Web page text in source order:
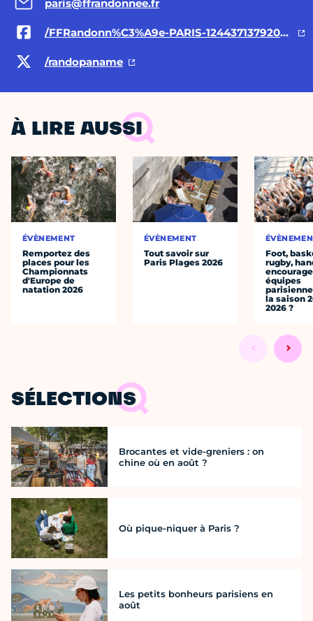
paris@ffrandonnee.fr
/FFRandonn%C3%A9e-PARIS-124437137920337/
/randopaname
À LIRE AUSSI
ÉVÈNEMENT
Remportez des
places pour les
Championnats
d'Europe de
natation 2026
ÉVÈNEMENT
Tout savoir sur
Paris Plages 2026
Foot,
rugby,
équipes
la saison
2026 ?
SÉLECTIONS
Brocantes et vide-greniers : on
chine où en août ?
Où pique-niquer à Paris ?
Les petits bonheurs parisiens en
août